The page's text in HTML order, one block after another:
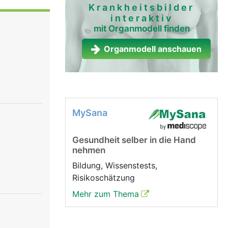
Krankheitsbilder
interaktiv
mit Organmodell finden
Organmodell anschauen
MySana
Gesundheit selber in die Hand
nehmen
Bildung, Wissenstests,
Risikoschätzung
Mehr zum Thema